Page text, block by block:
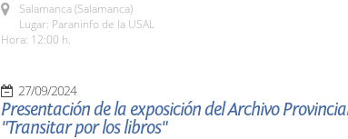
Salamanca (Salamanca)
Lugar: Paraninfo de la USAL
Hora: 12:00 h.
27/09/2024
Presentación de la exposición del Archivo
"Transitar por los libros"